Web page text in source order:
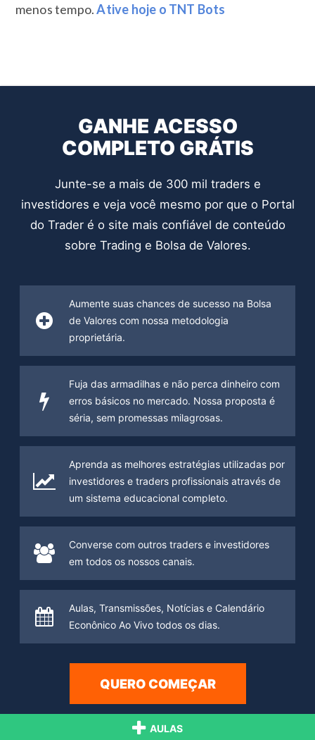
menos tempo.Ative hoje o TNT Bots
GANHE ACESSO
COMPLETO GRÁTIS
Junte-se a mais de 300 mil traders e
investidores e veja você mesmo por que o Portal
do Trader é o site mais confiável de conteúdo
sobre Trading e Bolsa de Valores.
Aumente suas chances de sucesso na Bolsa
de Valores com nossa metodologia
proprietária.
Fuja das armadilhas e não perca dinheiro com
erros básicos no mercado. Nossa proposta é
séria, sem promessas milagrosas.
Aprenda as melhores estratégias utilizadas por
investidores e traders profissionais através de
um sistema educacional completo.
Converse com outros traders e investidores
em todos os nossos canais.
Aulas, Transmissões, Notícias e Calendário
Econônico Ao Vivo todos os dias.
QUERO COMEÇAR
AULAS